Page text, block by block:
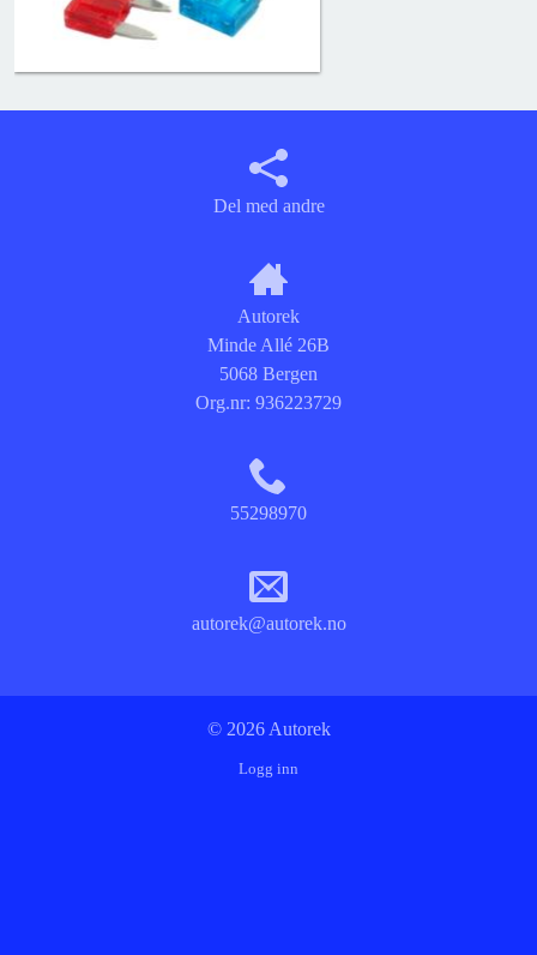
Del med andre
Autorek
Minde Allé 26B
5068 Bergen
Org.nr: 936223729
55298970
autorek@autorek.no
© 2026 Autorek
Logg inn